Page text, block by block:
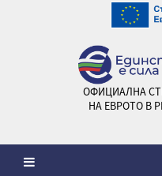
ОФИЦИАЛНА
НА ЕВРОТО В